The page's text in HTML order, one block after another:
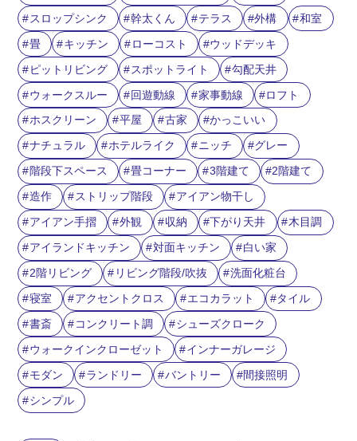
スロップシンク
幹太くん テラス 外構
和室
畳
キッチン ローコスト
ウッドデッキ
ピットリビング
スポットライト
勾配天井
ウォークスルー
回遊動線 家事動線
ロフト
ホスクリーン
平屋 古家
かっこいい
ナチュラル
ホテルライク ニッチ
グレー
階段下スペース
畳コーナー 3階建て
2階建て
造作
ストリップ階段
アイアン物干し
アイアン手摺
外観 収納 下がり天井
木目調
アイランドキッチン
対面キッチン
白い家
2階リビング
リビング階段/吹抜
洗面化粧台
寝室
アクセントクロス エコカラット
タイル
書斎
コンクリート調
シューズクローク
ウォークインクローゼット
インナーガレージ
モダン
ランドリー バントリー
間接照明
シンプル